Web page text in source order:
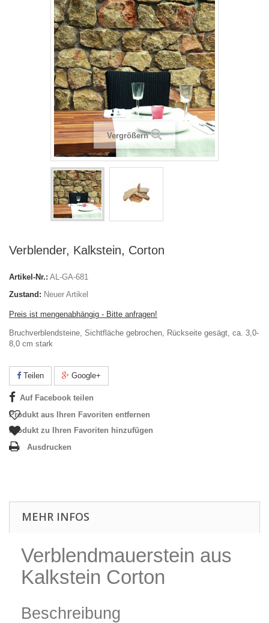
Vergrößern
Verblender, Kalkstein, Corton
Artikel-Nr.: AL-GA-681
Zustand: Neuer Artikel
Preis ist mengenabhängig - Bitte anfragen!
Bruchverblendsteine, Sichtfläche gebrochen, Rückseite gesägt, ca. 3,0-
8,0 cm stark
Teilen Google+
Auf Facebook teilen
Produkt aus Ihren Favoriten entfernen
Produkt zu Ihren Favoriten hinzufügen
Ausdrucken
MEHR INFOS
Verblendmauerstein aus
Kalkstein Corton
Beschreibung